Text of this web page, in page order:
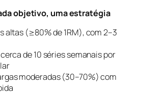
objetivo, uma estratégia
altas (≥80% de 1RM), com 2–3
cerca de 10 séries semanais por
moderadas (30–70%) com